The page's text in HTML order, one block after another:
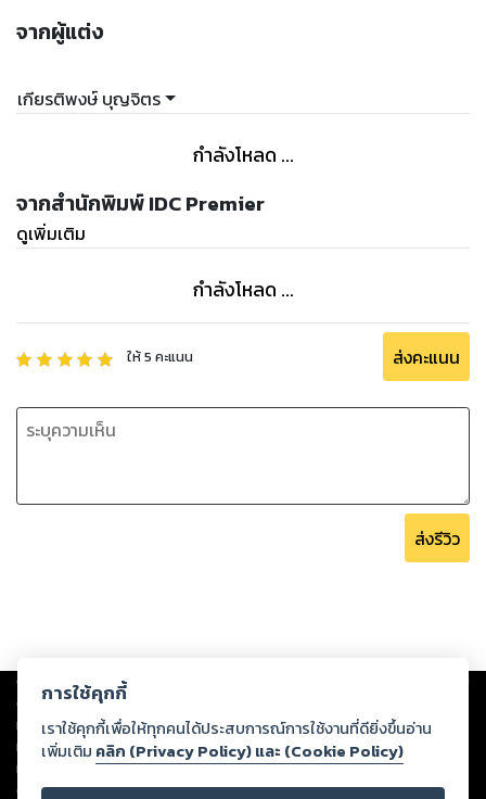
จากผู้แต่ง
เกียรติพงษ์ บุญจิตร
กำลังโหลด ...
จากสำนักพิมพ์ IDC Premier
ดูเพิ่มเติม
กำลังโหลด ...
ให้5 คะแนน ส่งคะแนน
ส่งรีวิว
Copyright © 2026
ต่อผลงานหรือเนื้อหาใดที่อัปโหลดผ่านเว็บไซต์และปรากฏว่าละเมิดสิทธิใน
ทรัพย์สินทางปัญญาของบุคคลอื่นหรือขัดต่อกฎหมายและศีลธรรม ดังนั้น ผู้อ่าน
ทุกท่านโปรดใช้วิจารณญาณในการกลั่นกรองด้วยตนเอง และหากท่านพบว่าส่วน
หนึ่งส่วนใดขัดต่อกฎหมายและศีลธรรม กรุณาแจ้งมายังบริษัท เพื่อทีมงานจะได้
ดำเนินการในทันที ทั้งนี้ ทางสตอรี่ล็อกขอสงวนลิขสิทธิ์ตามพระราชบัญญัติ
การใช้คุกกี้
เราใช้คุกกี้เพื่อให้ทุกคนได้ประสบการณ์การใช้งานที่ดียิ่งขึ้นอ่าน
เพิ่มเติม คลิก (Privacy Policy) และ (Cookie Policy)